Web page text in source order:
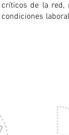
de la